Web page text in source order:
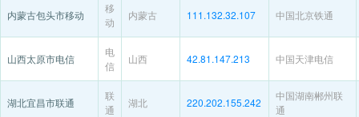
内蒙古包头市移动
移
动
内蒙古 111.132.32.107 中国北京铁通
山西太原市电信
电
信
山西 42.81.147.213 中国天津电信
湖北宜昌市联通
联
通
湖北 220.202.155.242
中国湖南郴州联
通